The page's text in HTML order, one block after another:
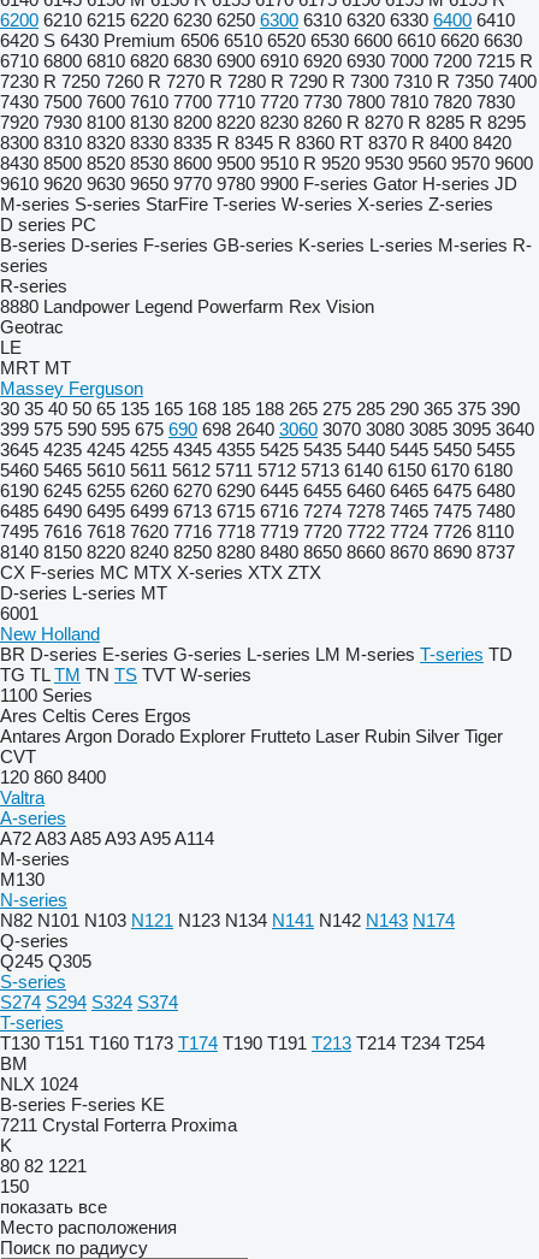
6200 6210 6215 6220 6230 6250 6300 6310 6320 6330 6400 6410
6420 S 6430 Premium 6506 6510 6520 6530 6600 6610 6620 6630
6710 6800 6810 6820 6830 6900 6910 6920 6930 7000 7200 7215 R
7230 R 7250 7260 R 7270 R 7280 R 7290 R 7300 7310 R 7350 7400
7430 7500 7600 7610 7700 7710 7720 7730 7800 7810 7820 7830
7920 7930 8100 8130 8200 8220 8230 8260 R 8270 R 8285 R 8295
8300 8310 8320 8330 8335 R 8345 R 8360 RT 8370 R 8400 8420
8430 8500 8520 8530 8600 9500 9510 R 9520 9530 9560 9570 9600
9610 9620 9630 9650 9770 9780 9900 F-series Gator H-series JD
M-series S-series StarFire T-series W-series X-series Z-series
D series PC
B-series D-series F-series GB-series K-series L-series M-series R-
series
R-series
8880 Landpower Legend Powerfarm Rex Vision
Geotrac
LE
MRT MT
Massey Ferguson
30 35 40 50 65 135 165 168 185 188 265 275 285 290 365 375 390
399 575 590 595 675 690 698 2640 3060 3070 3080 3085 3095 3640
3645 4235 4245 4255 4345 4355 5425 5435 5440 5445 5450 5455
5460 5465 5610 5611 5612 5711 5712 5713 6140 6150 6170 6180
6190 6245 6255 6260 6270 6290 6445 6455 6460 6465 6475 6480
6485 6490 6495 6499 6713 6715 6716 7274 7278 7465 7475 7480
7495 7616 7618 7620 7716 7718 7719 7720 7722 7724 7726 8110
8140 8150 8220 8240 8250 8280 8480 8650 8660 8670 8690 8737
CX F-series MC MTX X-series XTX ZTX
D-series L-series MT
6001
New Holland
BR D-series E-series G-series L-series LM M-series T-series TD
TG TL TM TN TS TVT W-series
1100 Series
Ares Celtis Ceres Ergos
Antares Argon Dorado Explorer Frutteto Laser Rubin Silver Tiger
CVT
120 860 8400
Valtra
A-series
A72A83A85A93A95A114
M-series
M130
N-series
N82 N101 N103 N121 N123 N134 N141 N142 N143 N174
Q-series
Q245 Q305
S-series
S274 S294 S324 S374
T-series
T130 T151 T160 T173 T174 T190 T191 T213 T214 T234 T254
BM
NLX 1024
B-series F-series KE
7211 Crystal Forterra Proxima
K
80 82 1221
150
показать все
Место расположения
Поиск по радиусу